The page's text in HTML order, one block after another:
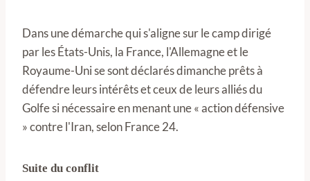
Dans une démarche qui s'aligne sur le camp dirigé
par les États-Unis, la France, l'Allemagne et le
Royaume-Uni se sont déclarés dimanche prêts à
défendre leurs intérêts et ceux de leurs alliés du
Golfe si nécessaire en menant une « action défensive
» contre l'Iran, selon France 24.
Suite du conflit